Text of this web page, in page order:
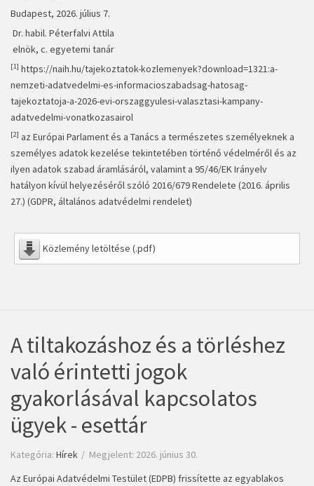
Budapest, 2026. július 7.
Dr. habil. Péterfalvi Attila
elnök, c. egyetemi tanár
[1] https://naih.hu/tajekoztatok-kozlemenyek?download=1321:a-
nemzeti-adatvedelmi-es-informacioszabadsag-hatosag-
tajekoztatoja-a-2026-evi-orszaggyulesi-valasztasi-kampany-
adatvedelmi-vonatkozasairol
[2] az Európai Parlament és a Tanács a természetes személyeknek a
személyes adatok kezelése tekintetében történő védelméről és az
ilyen adatok szabad áramlásáról, valamint a 95/46/EK Irányelv
hatályon kívül helyezéséről szóló 2016/679 Rendelete (2016. április
27.) (GDPR, általános adatvédelmi rendelet)
Közlemény letöltése (.pdf)
A tiltakozáshoz és a törléshez
való érintetti jogok
gyakorlásával kapcsolatos
ügyek - esettár
Kategória: Hírek
Megjelent: 2026. június 30.
Az Európai Adatvédelmi Testület (EDPB) frissítette az egyablakos